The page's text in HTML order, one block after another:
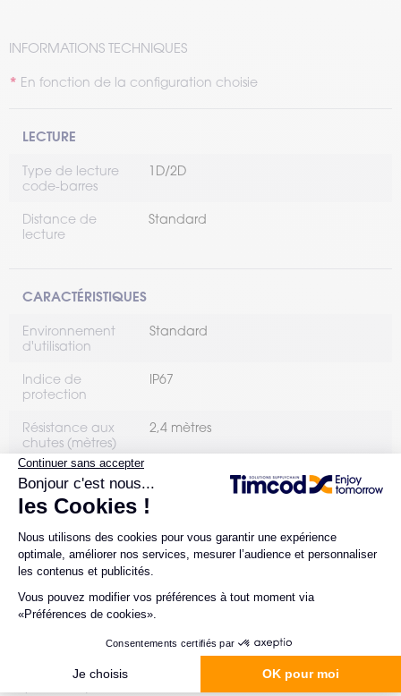
INFORMATIONS TECHNIQUES
En fonction de la configuration choisie
LECTURE
Type de lecture
code-barres
1D/2D
Distance de
lecture
Standard
CARACTÉRISTIQUES
Environnement
d'utilisation
Standard
Indice de
protection
IP67
Résistance aux
chutes (mètres)
2,4 mètres
Communication
filaire
bluetooth
ERGONOMIE
Pistolet
DS3678-SR : 407 grammes